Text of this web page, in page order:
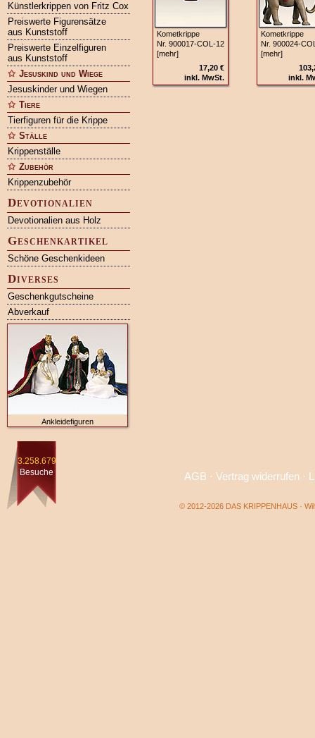
Künstlerkrippen von Fritz Cox
Preiswerte Figurensätze
aus Kunststoff
Preiswerte Einzelfiguren
aus Kunststoff
Jesuskind und Wiege
Jesuskinder und Wiegen
Tiere
Tierfiguren für die Krippe
Ställe
Krippenställe
Zubehör
Krippenzubehör
Devotionalien
Devotionalien aus Holz
Geschenkartikel
Schöne Geschenkideen
Diverses
Geschenkgutscheine
Abverkauf
Ankleidefiguren
Kometkrippe
Nr. 900017‑COL‑12
[mehr]
17,20 €
inkl. MwSt.
Kometkrippe
Nr.
[mehr]
inkl.
3.258.679
Besuche
AGB · Vertrag widerrufen·
© 2012-2026 DAS KRIPPENHAUS ·